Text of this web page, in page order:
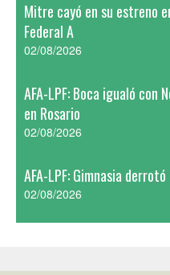
Mitre cayó en su estreno
Federal A
02/08/2026
AFA-LPF: Boca igualó con
en Rosario
02/08/2026
AFA-LPF: Gimnasia
02/08/2026